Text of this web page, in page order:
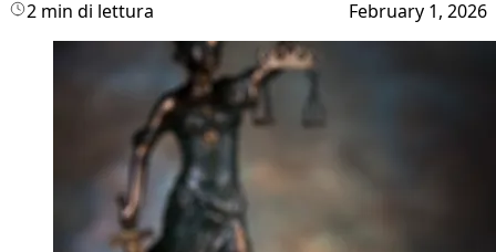
2 min di lettura February 1, 2026